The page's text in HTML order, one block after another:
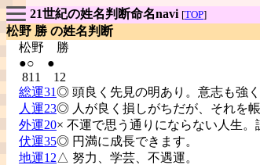
21世紀の姓名判断命名navi [TOP]
松野 勝 の姓名判断
松野 勝
●○ ●
811 12
総運31◎ 頭良く先見の明あり。意志も強
人運23◎ 人が良く損しがちだが、それを
外運20× 不運で思う通りにならない人生。
伏運35◎ 円満に成長できます。
地運12△ 努力、学芸、不遇運。